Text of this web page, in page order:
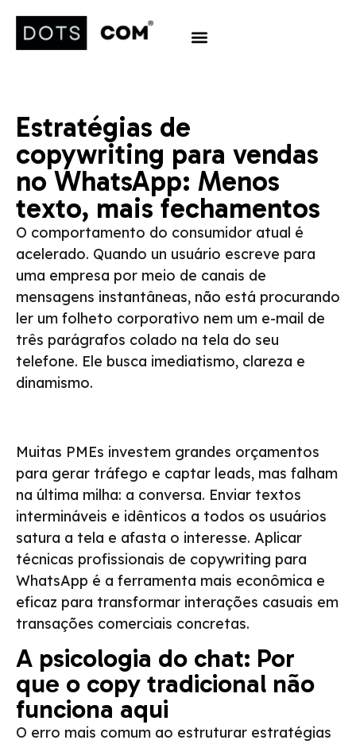
Estratégias de
copywriting para vendas
no WhatsApp: Menos
texto, mais fechamentos
O comportamento do consumidor atual é
acelerado. Quando un usuário escreve para
uma empresa por meio de canais de
mensagens instantâneas, não está procurando
ler um folheto corporativo nem um e-mail de
três parágrafos colado na tela do seu
telefone. Ele busca imediatismo, clareza e
dinamismo.
Muitas PMEs investem grandes orçamentos
para gerar tráfego e captar leads, mas falham
na última milha: a conversa. Enviar textos
intermináveis e idênticos a todos os usuários
satura a tela e afasta o interesse. Aplicar
técnicas profissionais de copywriting para
WhatsApp é a ferramenta mais econômica e
eficaz para transformar interações casuais em
transações comerciais concretas.
A psicologia do chat: Por
que o copy tradicional não
funciona aqui
O erro mais comum ao estruturar estratégias